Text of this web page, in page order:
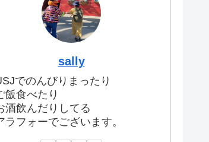
sally
でのんびりまったり
飯食べたり
酒飲んだりしてる
ラフォーでございます。